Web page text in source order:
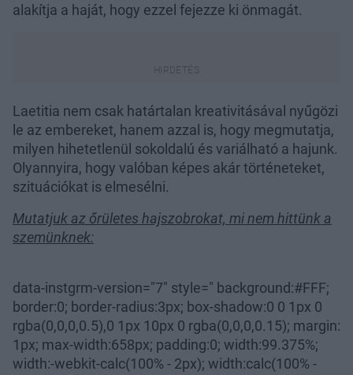
alakítja a haját, hogy ezzel fejezze ki önmagát.
Laetitia nem csak határtalan kreativitásával nyűgözi
le az embereket, hanem azzal is, hogy megmutatja,
milyen hihetetlenül sokoldalú és variálható a hajunk.
Olyannyira, hogy valóban képes akár történeteket,
szituációkat is elmesélni.
Mutatjuk az őrületes hajszobrokat, mi nem hittünk a
szemünknek:
data-instgrm-version="7" style=" background:#FFF;
border:0; border-radius:3px; box-shadow:0 0 1px 0
rgba(0,0,0,0.5),0 1px 10px 0 rgba(0,0,0,0.15); margin:
1px; max-width:658px; padding:0; width:99.375%;
width:-webkit-calc(100% - 2px); width:calc(100% -